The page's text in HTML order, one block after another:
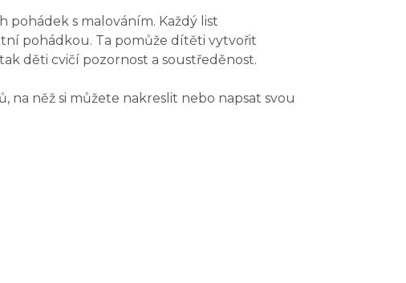
s malováním. Každý list
pohádkou. Ta pomůže dítěti vytvořit
děti cvičí pozornost a soustředěnost.
na něž si můžete nakreslit nebo napsat svou